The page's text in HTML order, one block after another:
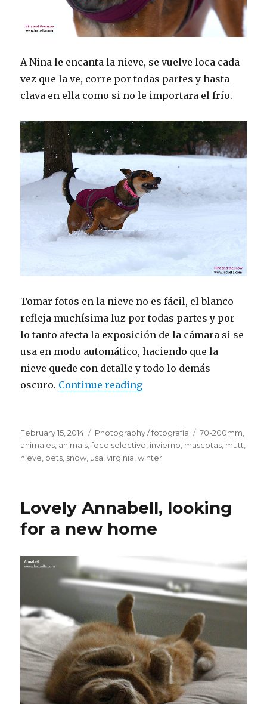
A Nina le encanta la nieve, se vuelve loca cada
vez que la ve, corre por todas partes y hasta
clava en ella como si no le importara el frío.
Tomar fotos en la nieve no es fácil, el blanco
refleja muchísima luz por todas partes y por
lo tanto afecta la exposición de la cámara si se
usa en modo automático, haciendo que la
nieve quede con detalle y todo lo demás
oscuro. Continue reading
Posted
on
February 15, 2014 Categories
Photography / fotografía Tags
70-200mm
animales animals ,foco selectivo invierno mascotas mutt
nieve pets snow usa ,virginia ,winter
Lovely Annabell, looking
for a new home